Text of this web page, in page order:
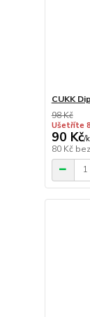
CUKK
98 Kč
Ušetříte
90 Kč/
80 Kč